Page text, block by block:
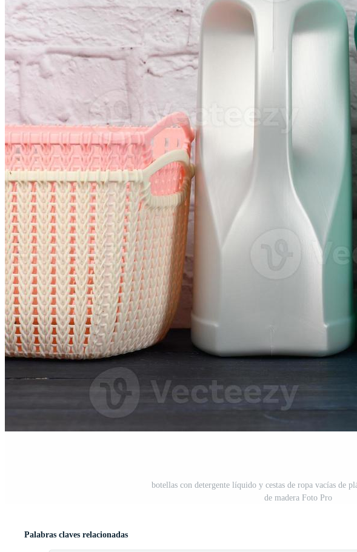
botellas con detergente líquido y cestas de ropa vacías de
de madera Foto Pro
Palabras claves relacionadas